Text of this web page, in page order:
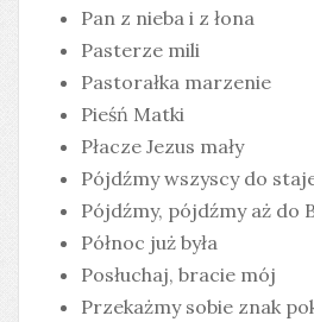
Pan z nieba i z łona
Pasterze mili
Pastorałka marzenie
Pieśń Matki
Płacze Jezus mały
Pójdźmy wszyscy do
Pójdźmy, pójdźmy aż do
Północ już była
Posłuchaj, bracie mój
Przekażmy sobie znak